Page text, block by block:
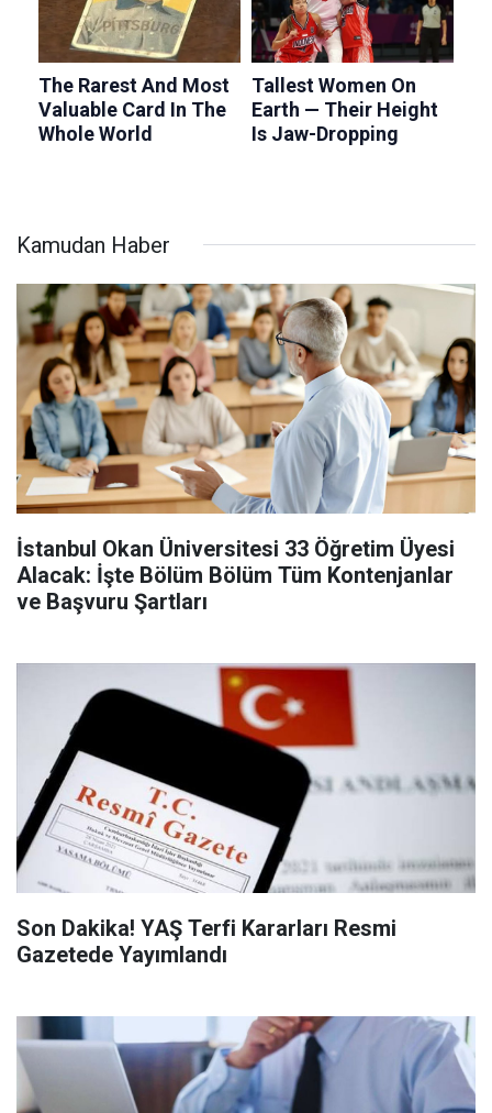
Kamudan Haber
İstanbul Okan Üniversitesi 33 Öğretim Üyesi
Alacak: İşte Bölüm Bölüm Tüm Kontenjanlar
ve Başvuru Şartları
Son Dakika! YAŞ Terfi Kararları Resmi
Gazetede Yayımlandı